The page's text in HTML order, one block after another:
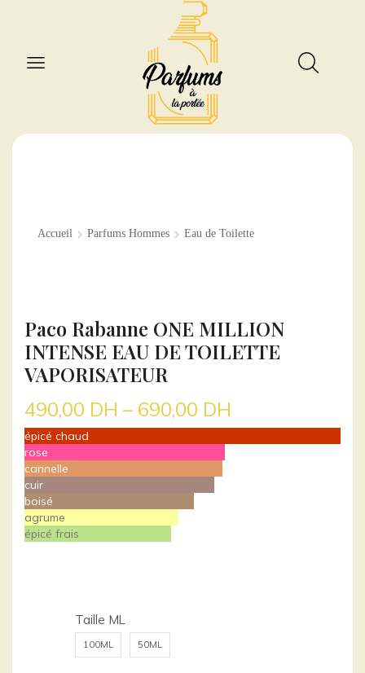
Accueil Parfums Hommes Eau de Toilette
Paco Rabanne ONE MILLION
INTENSE EAU DE TOILETTE
VAPORISATEUR
490,00 DH – 690,00 DH
épicé chaud
rose
cannelle
cuir
boisé
agrume
épicé frais
Taille ML
100ML 50ML